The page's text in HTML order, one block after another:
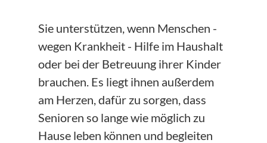
Sie unterstützen, wenn Menschen -
wegen Krankheit - Hilfe im Haushalt
oder bei der Betreuung ihrer Kinder
brauchen. Es liegt ihnen außerdem
am Herzen, dafür zu sorgen, dass
Senioren so lange wie möglich zu
Hause leben können und begleiten